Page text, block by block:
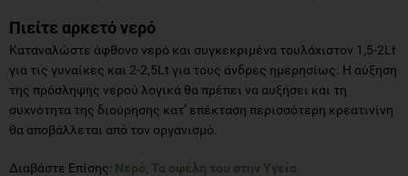
Πιείτε αρκετό νερό
Καταναλώστε άφθονο νερό και συγκεκριμένα τουλάχιστον 1,5-2Lt
για τις γυναίκες και 2-2,5Lt για τους άνδρες ημερησίως. Η αύξηση
της πρόσληψης νερού λογικά θα πρέπει να αυξήσει και τη
συχνότητα της διούρησης κατ’ επέκταση περισσότερη κρεατινίνη
θα αποβάλλεται από τον οργανισμό.
Διαβάστε Επίσης: Νερό, Τα οφέλη του στην Υγεία